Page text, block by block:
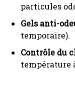
particules
Gels anti-
temporaire).
Contrôle du
température